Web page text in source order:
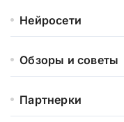
Нейросети
Обзоры и советы
Партнерки